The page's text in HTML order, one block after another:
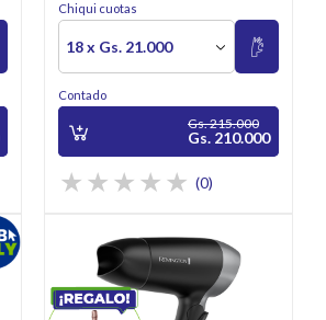
Chiqui cuotas
18 x Gs. 21.000
Contado
Gs. 215.000
Gs. 210.000
(0)